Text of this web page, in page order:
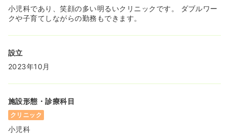
小児科であり、笑顔の多い明るいクリニックです。 ダブルワー
クや子育てしながらの勤務もできます。
設立
2023年10月
施設形態・診療科目
クリニック
小児科